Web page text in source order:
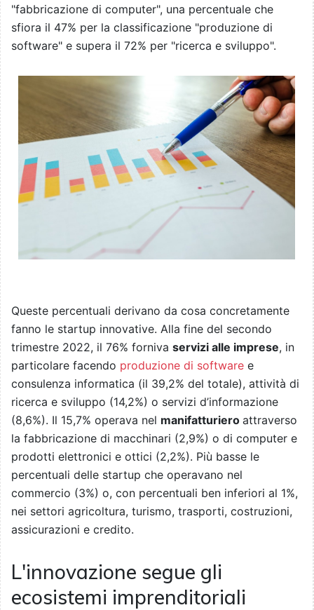
"fabbricazione di computer", una percentuale che
sfiora il 47% per la classificazione "produzione di
software" e supera il 72% per "ricerca e sviluppo".
Queste percentuali derivano da cosa concretamente
fanno le startup innovative. Alla fine del secondo
trimestre 2022, il 76% forniva servizi alle imprese, in
particolare facendo produzione di software e
consulenza informatica (il 39,2% del totale), attività di
ricerca e sviluppo (14,2%) o servizi d’informazione
(8,6%). Il 15,7% operava nel manifatturiero attraverso
la fabbricazione di macchinari (2,9%) o di computer e
prodotti elettronici e ottici (2,2%). Più basse le
percentuali delle startup che operavano nel
commercio (3%) o, con percentuali ben inferiori al 1%,
nei settori agricoltura, turismo, trasporti, costruzioni,
assicurazioni e credito.
L'innovazione segue gli
ecosistemi imprenditoriali